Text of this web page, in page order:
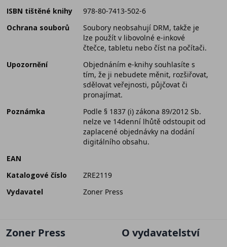
ISBN tištěné knihy
978-80-7413-502-6
Ochrana souborů
Soubory neobsahují DRM, takže je
lze použít v libovolné e-inkové
čtečce, tabletu nebo číst na počítači.
Upozornění
Objednáním e-knihy souhlasíte s
tím, že ji nebudete měnit, rozšiřovat,
sdělovat veřejnosti, půjčovat či
pronajímat.
Poznámka
Podle § 1837 (i) zákona 89/2012 Sb.
nelze ve 14denní lhůtě odstoupit od
zaplacené objednávky na dodání
digitálního obsahu.
EAN
Katalogové číslo
ZRE2119
Vydavatel
Zoner Press
Zoner Press O vydavatelství